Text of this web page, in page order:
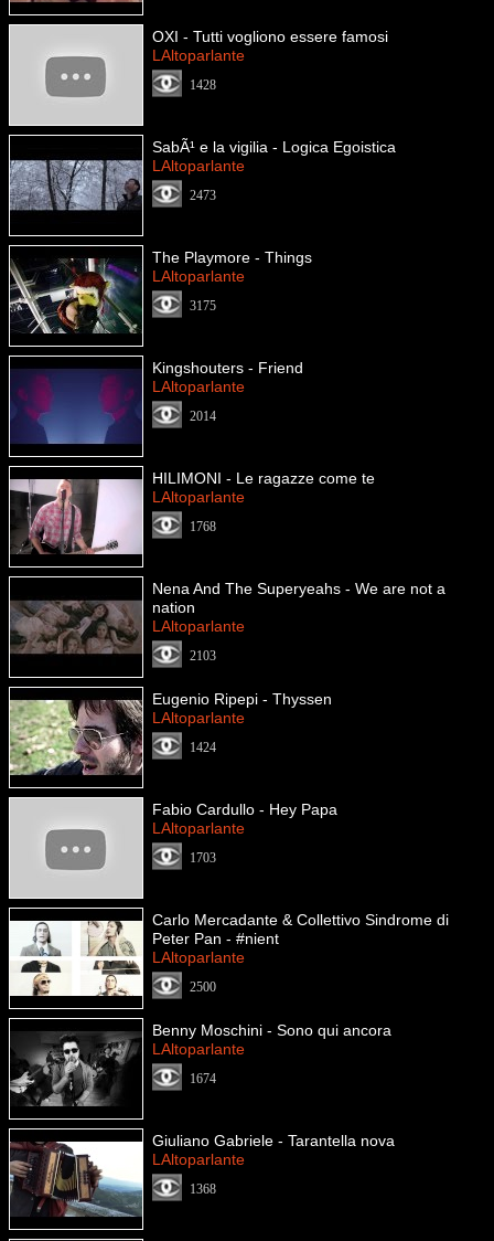
OXI - Tutti vogliono essere famosi
LAltoparlante
1428
SabÃ¹ e la vigilia - Logica Egoistica
LAltoparlante
2473
The Playmore - Things
LAltoparlante
3175
Kingshouters - Friend
LAltoparlante
2014
HILIMONI - Le ragazze come te
LAltoparlante
1768
Nena And The Superyeahs - We are not a
nation
LAltoparlante
2103
Eugenio Ripepi - Thyssen
LAltoparlante
1424
Fabio Cardullo - Hey Papa
LAltoparlante
1703
Carlo Mercadante & Collettivo Sindrome di
Peter Pan - #nient
LAltoparlante
2500
Benny Moschini - Sono qui ancora
LAltoparlante
1674
Giuliano Gabriele - Tarantella nova
LAltoparlante
1368